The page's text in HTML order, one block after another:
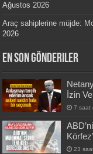
Ağustos 2026
Araç sahiplerine müjde:
2026
En Son Gönderiler
İzin
7 saat
23